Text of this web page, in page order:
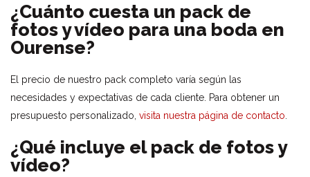
¿Cuánto cuesta un pack de
fotos y vídeo para una boda en
Ourense?
El precio de nuestro pack completo varía según las
necesidades y expectativas de cada cliente. Para obtener un
presupuesto personalizado, visita nuestra página de contacto.
¿Qué incluye el pack de fotos y
vídeo?